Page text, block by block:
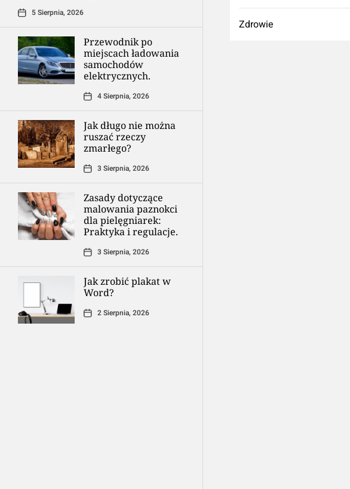
5 Sierpnia, 2026
Przewodnik po
miejscach ładowania
samochodów
elektrycznych.
4 Sierpnia, 2026
Jak długo nie można
ruszać rzeczy
zmarłego?
3 Sierpnia, 2026
Zasady dotyczące
malowania paznokci
dla pielęgniarek:
Praktyka i regulacje.
3 Sierpnia, 2026
Jak zrobić plakat w
Word?
2 Sierpnia, 2026
Zdrowie